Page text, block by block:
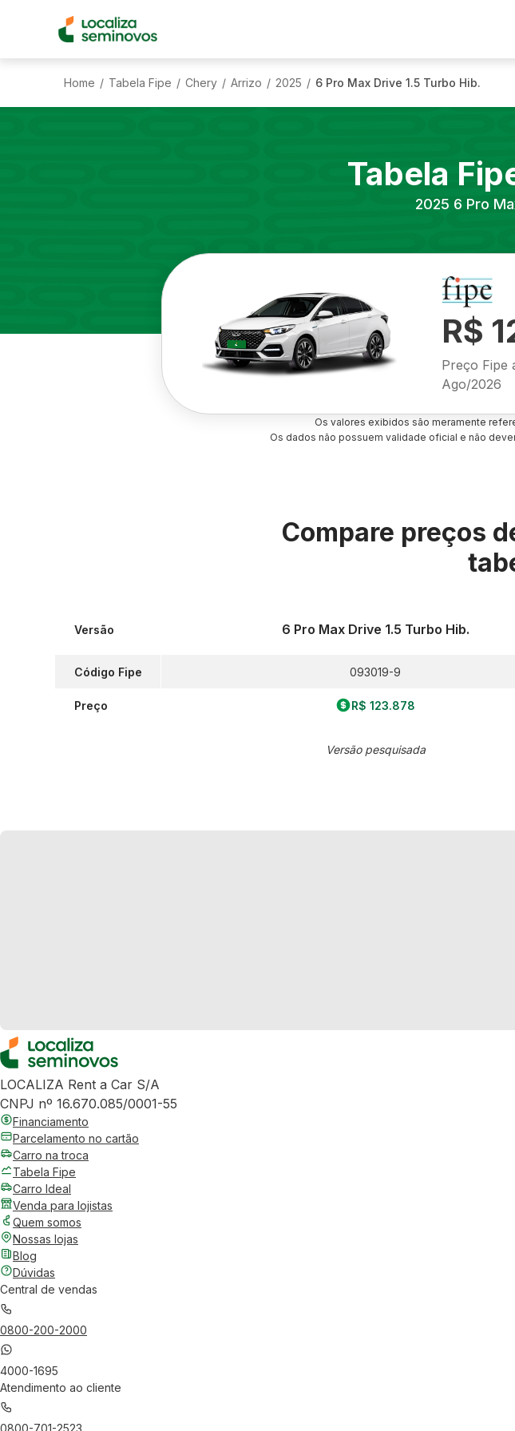
Home / Tabela Fipe / Chery / Arrizo / 2025 / 6 Pro Max Drive 1.5 Turbo Hib.
Tabela
2025 6 Pro
R$
Preço Fipe
Ago/2026
Os valores exibidos são meramente
Os dados não possuem validade oficial e não
Compare preços
Versão
Código Fipe
Preço
6 Pro Max Drive 1.5 Turbo Hib.
093019-9
R$ 123.878
Versão pesquisada
LOCALIZA Rent a Car S/A
CNPJ nº 16.670.085/0001-55
Financiamento
Parcelamento no cartão
Carro na troca
Tabela Fipe
Carro Ideal
Venda para lojistas
Quem somos
Nossas lojas
Blog
Dúvidas
Central de vendas
0800-200-2000
4000-1695
Atendimento ao cliente
0800-701-2523